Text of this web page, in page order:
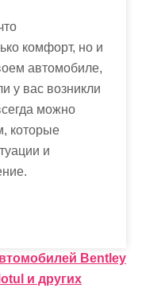
комфорт, но и
автомобиле,
у вас возникли
можно
которые
и
Bentley
и других